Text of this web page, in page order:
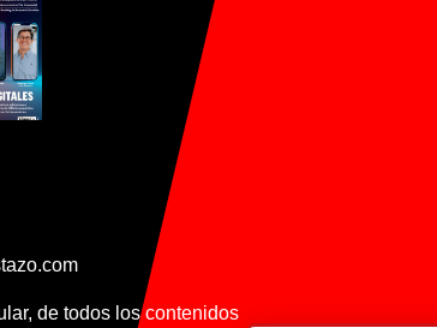
de todos los contenidos